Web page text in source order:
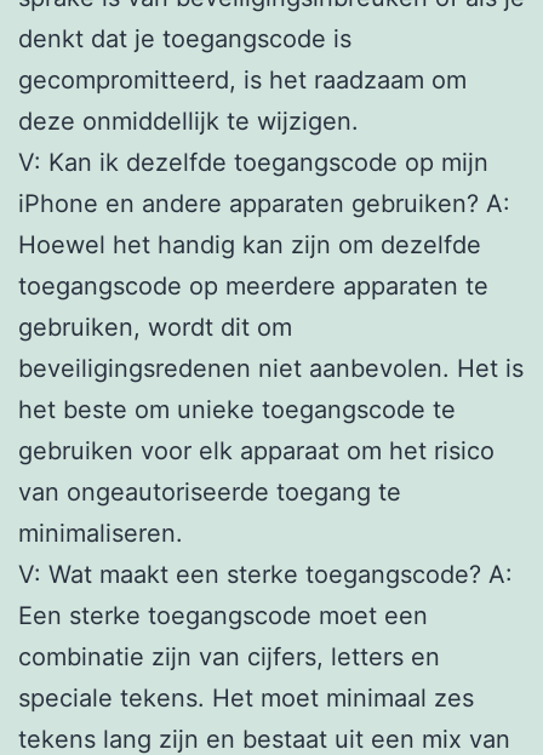
denkt dat je toegangscode is
gecompromitteerd, is het raadzaam om
deze onmiddellijk te wijzigen.
V: Kan ik dezelfde toegangscode op mijn
iPhone en andere apparaten gebruiken? A:
Hoewel het handig kan zijn om dezelfde
toegangscode op meerdere apparaten te
gebruiken, wordt dit om
beveiligingsredenen niet aanbevolen. Het is
het beste om unieke toegangscode te
gebruiken voor elk apparaat om het risico
van ongeautoriseerde toegang te
minimaliseren.
V: Wat maakt een sterke toegangscode? A:
Een sterke toegangscode moet een
combinatie zijn van cijfers, letters en
speciale tekens. Het moet minimaal zes
tekens lang zijn en bestaat uit een mix van